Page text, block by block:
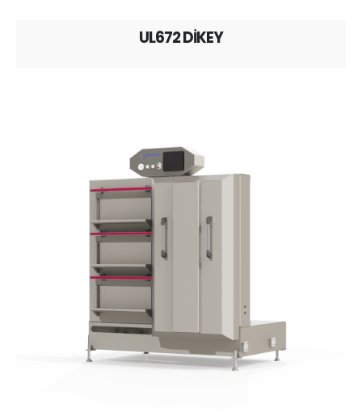
UL672 DİKEY